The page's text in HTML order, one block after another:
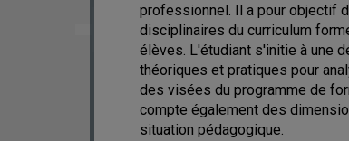
professionnel. Il a pour objectif
disciplinaires du curriculum
élèves. L'étudiant s'initie à une
théoriques et pratiques pour
des visées du programme de
compte également des
situation pédagogique.